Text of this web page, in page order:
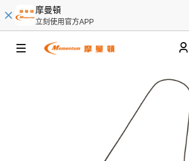
摩曼頓
立刻使用官方APP